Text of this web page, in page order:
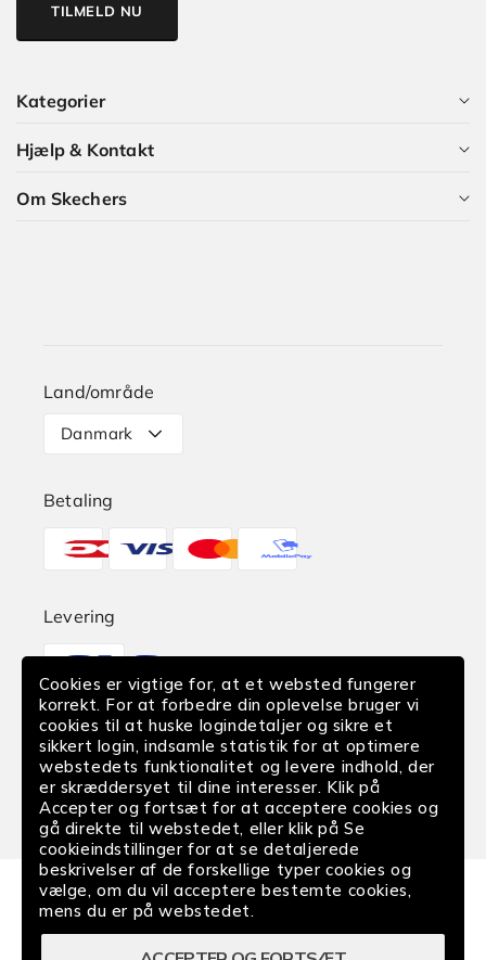
Kategorier
Hjælp & Kontakt
Reklamation
Find butik
EAN-Betaling
Fortrydelse af køb
Om Skechers
TILMELD NU
Land/område
Danmark
Betaling
Levering
missing:
da.sections.footer.delivery
Følg os
FacebookInstagramYouTube
Handelsbetingelser | Privatlivspolitik
Cookies er vigtige for, at et websted fungerer
korrekt. For at forbedre din oplevelse bruger vi
cookies til at huske logindetaljer og sikre et
sikkert login, indsamle statistik for at optimere
webstedets funktionalitet og levere indhold, der
er skræddersyet til dine interesser. Klik på
Accepter og fortsæt for at acceptere cookies og
gå direkte til webstedet, eller klik på Se
cookieindstillinger for at se detaljerede
beskrivelser af de forskellige typer cookies og
vælge, om du vil acceptere bestemte cookies,
mens du er på webstedet.